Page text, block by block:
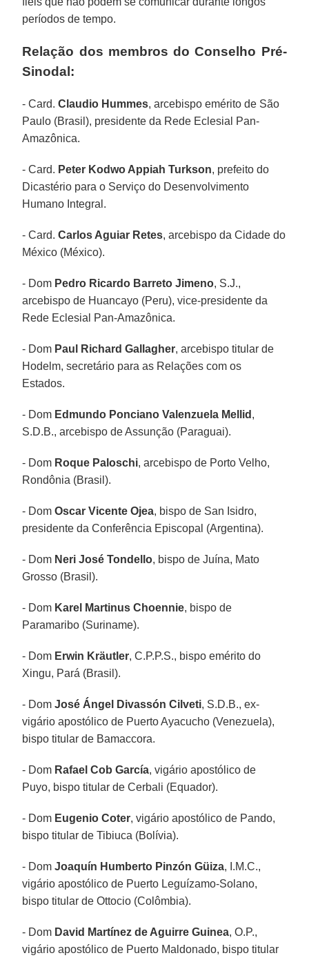
períodos de tempo.
Relação dos membros do Conselho Pré-
Sinodal:
- Card.Claudio Hummes, arcebispo emérito de São
Paulo (Brasil), presidente da Rede Eclesial Pan-
Amazônica.
- Card. Peter Kodwo Appiah Turkson, prefeito do
Dicastério para o Serviço do Desenvolvimento
Humano Integral.
- Card.Carlos Aguiar Retes, arcebispo da Cidade do
México (México).
- Dom Pedro Ricardo Barreto Jimeno, S.J.,
arcebispo de Huancayo (Peru), vice-presidente da
Rede Eclesial Pan-Amazônica.
- Dom Paul Richard Gallagher, arcebispo titular de
Hodelm, secretário para as Relações com os
Estados.
- Dom Edmundo Ponciano Valenzuela Mellid ,
S.D.B., arcebispo de Assunção (Paraguai).
- Dom Roque Paloschi, arcebispo de Porto Velho,
Rondônia (Brasil).
- DomOscar Vicente Ojea, bispo de San Isidro,
presidente da Conferência Episcopal (Argentina).
- Dom Neri José Tondello, bispo de Juína, Mato
Grosso (Brasil).
- Dom Karel Martinus Choennie, bispo de
Paramaribo (Suriname).
- Dom Erwin Kräutler, C.P.P.S., bispo emérito do
Xingu, Pará (Brasil).
- DomJosé Ángel Divassón Cilveti, S.D.B., ex-
vigário apostólico de Puerto Ayacucho (Venezuela),
bispo titular de Bamaccora.
- Dom Rafael Cob García, vigário apostólico de
Puyo, bispo titular de Cerbali (Equador).
- Dom Eugenio Coter, vigário apostólico de Pando,
bispo titular de Tibiuca (Bolívia).
- DomJoaquín Humberto Pinzón Güiza, I.M.C.,
vigário apostólico de Puerto Leguízamo-Solano,
bispo titular de Ottocio (Colômbia).
- Dom David Martínez de Aguirre Guinea, O.P.,
vigário apostólico de Puerto Maldonado, bispo titular